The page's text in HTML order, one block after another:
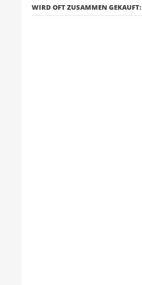
WIRD OFT ZUSAMMEN GEKAUFT: